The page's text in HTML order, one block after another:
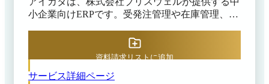
小企業向けERPです。受発注管理や在庫管理、生
ます。Excelや紙を使った日々の業務をクラウド
で一元管理することで、業務効率を大幅に高めら
ォン・タブレット対応のレスポンシブ画面で外出
サービス詳細ページ
資料請求リストに追加